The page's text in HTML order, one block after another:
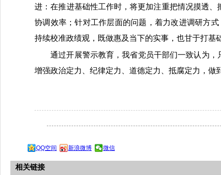
进：在推进基础性工作时，将更加注重把情况摸透
协调效率；针对工作层面的问题，着力改进调研方
持续校准政绩观，既做惠及当下的实事，也甘于打基
通过开展警示教育，我省党员干部们一致认为
增强政治定力、纪律定力、道德定力、抵腐定力
QQ空间 新浪微博 微信
相关链接